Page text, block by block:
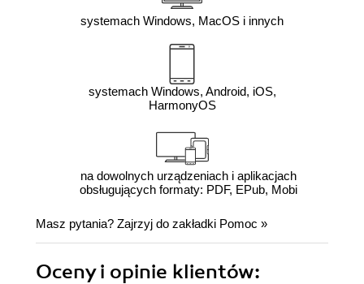
systemach Windows, MacOS i innych
systemach Windows, Android, iOS,
HarmonyOS
na dowolnych urządzeniach i aplikacjach
obsługujących formaty: PDF, EPub, Mobi
Masz pytania? Zajrzyj do zakładki Pomoc »
Oceny i opinie klientów: